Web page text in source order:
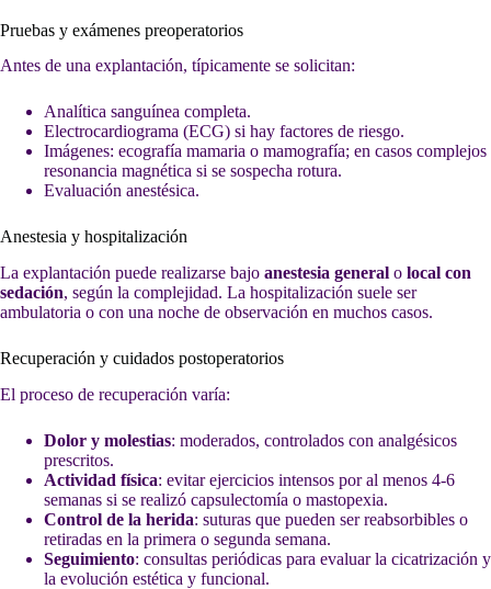
Pruebas y exámenes preoperatorios
Antes de una explantación, típicamente se solicitan:
Analítica sanguínea completa.
Electrocardiograma (ECG) si hay factores de riesgo.
Imágenes: ecografía mamaria o mamografía; en casos complejos
resonancia magnética si se sospecha rotura.
Evaluación anestésica.
Anestesia y hospitalización
La explantación puede realizarse bajo anestesia general o local con
sedación, según la complejidad. La hospitalización suele ser
ambulatoria o con una noche de observación en muchos casos.
Recuperación y cuidados postoperatorios
El proceso de recuperación varía:
Dolor y molestias: moderados, controlados con analgésicos
prescritos.
Actividad física: evitar ejercicios intensos por al menos 4-6
semanas si se realizó capsulectomía o mastopexia.
Control de la herida: suturas que pueden ser reabsorbibles o
retiradas en la primera o segunda semana.
Seguimiento: consultas periódicas para evaluar la cicatrización y
la evolución estética y funcional.